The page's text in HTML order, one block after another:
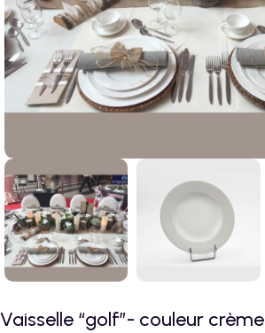
Vaisselle “golf”- couleur crème